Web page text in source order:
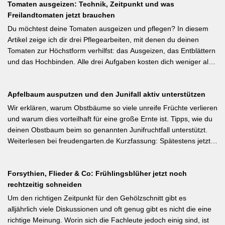
Austrocknung. Die ideale Schichtdicke liegt bei 5–10 cm, immer
mit Abstand zum Pflanzenstamm, um Fäulnis zu vermeiden.
Besonders wertvoll: Häufige Fehler wie zu dicke Schichten oder
die Verwendung von frischem Rasenschnitt als alleiniges Material
werden klar benannt. [Thema-Tag: #Bodenpflege #Mulchen
#BiologischerGartenbau]
Tomaten ausgeizen: Technik, Zeitpunkt und was
Freilandtomaten jetzt brauchen
Du möchtest deine Tomaten ausgeizen und pflegen? In diesem
Artikel zeige ich dir drei Pflegearbeiten, mit denen du deinen
Tomaten zur Höchstform verhilfst: das Ausgeizen, das Entblättern
und das Hochbinden. Alle drei Aufgaben kosten dich weniger als
Tomatenkrankheit Braunfäule vorbeugst. Weiterlesen bei
Wurzelwerk – Gartenwissen von Profis Kurzfassung: Ein bildreich
illustrierter Praxis-Leitfaden: Das Ausgeizen beginnt direkt nach
dem Auspflanzen und sollte wöchentlich wiederholt werden.
Geiztriebe morgens entfernen, damit Wunden rasch abtrocknen.
interessant: Der Artikel diskutiert, wann bei Freilandtomaten das
Ausgeizen kontraproduktiv ist – etwa bei buschigen Sorten, die
von Seitentrieben profitieren.
Apfelbaum ausputzen und den Junifall aktiv unterstützen
Wir erklären, warum Obstbäume so viele unreife Früchte verlieren
und warum dies vorteilhaft für eine große Ernte ist. Tipps, wie du
deinen Obstbaum beim so genannten Junifruchtfall unterstützt.
Weiterlesen bei freudengarten.de Kurzfassung: Spätestens jetzt –
% der Blüten werden zu Früchten, ein rechtzeitiges Eingreifen vor
dem Junifall beugt der Alternanz (Abwechslung von
Ertragsjahren) vor. Für Äpfel und Birnen gilt: max. zwei kräftige
Früchte pro Fruchtbüschel, Abstand mindestens eine Handbreit.
Früchte in Schattenzonen vollständig entfernen.
Forsythien, Flieder & Co: Frühlingsblüher jetzt noch
rechtzeitig schneiden
Um den richtigen Zeitpunkt für den Gehölzschnitt gibt es
alljährlich viele Diskussionen und oft genug gibt es nicht die eine
richtige Meinung. Worin sich die Fachleute jedoch einig sind, ist